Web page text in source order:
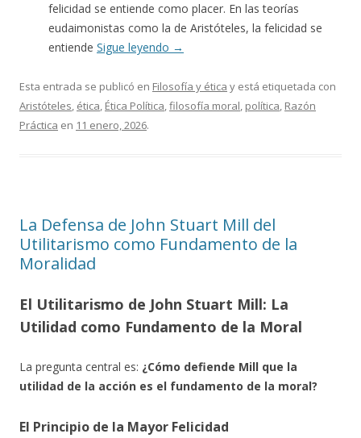
felicidad se entiende como placer. En las teorías
eudaimonistas como la de Aristóteles, la felicidad se
entiende Sigue leyendo →
Esta entrada se publicó en Filosofía y ética y está etiquetada con
Aristóteles, ética, Ética Política,filosofía moral, política, Razón
Práctica en 11 enero, 2026.
La Defensa de John Stuart Mill del
Utilitarismo como Fundamento de la
Moralidad
El Utilitarismo de John Stuart Mill: La
Utilidad como Fundamento de la Moral
La pregunta central es: ¿Cómo defiende Mill que la
utilidad de la acción es el fundamento de la moral?
El Principio de la Mayor Felicidad